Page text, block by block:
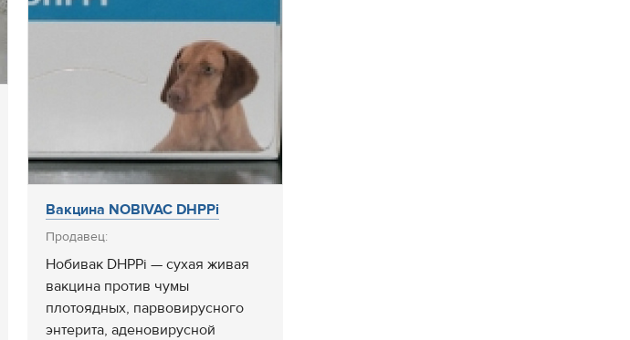
Вакцина NOBIVAC DHPPi
Продавец:
Нобивак DHPPi — сухая живая
вакцина против чумы
плотоядных, парвовирусного
энтерита, аденовирусной